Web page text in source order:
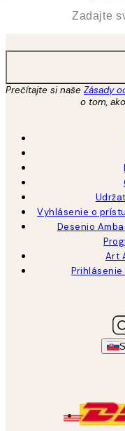
Prečítajte si naše Zásady
o tom,
Vyhlásenie o
Desenio
Art
Prihlásenie